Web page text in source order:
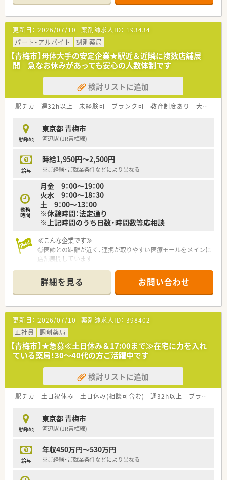
にもおすすめです
更新日： 2026/07/10 薬剤師求人ID： 193434
パート・アルバイト
調剤薬局
【青梅市】母体大手の安定企業★駅近＆近隣に複数店舗展
開 急なお休みがあっても安心の人数体制です
検討リストに追加
駅チカ 週32h以上 未経験可 ブランク可 教育制度あり 大手チェーン
勤務地
東京都 青梅市
河辺駅 (JR青梅線)
給与
時給1,950円～2,500円
※ご経験・ご就業条件などにより異なる
勤務
時間
月金 9：00～19：00
火水 9：00～18：30
土 9：00～13：00
※休憩時間：法定通り
※上記時間のうち日数・時間数等応相談
≪こんな企業です≫
◎医師との距離が近く、連携が取りやすい医療モールをメインに
店舗展開しています
様々なキャリアパスがあります
◎独立支援制度あり！将来ご自身のお店を持ちたいとお考えの方
にもおすすめです
詳細を見る お問い合わせ
更新日： 2026/07/10 薬剤師求人ID： 398402
正社員
調剤薬局
【青梅市】★急募≪土日休み＆17:00まで≫在宅に力を入れ
ている薬局！30～40代の方ご活躍中です
検討リストに追加
駅チカ 土日祝休み 土日休み(相談可含む) 週32h以上 ブランク可
勤務地
東京都 青梅市
河辺駅 (JR青梅線)
給与
年収450万円～530万円
※ご経験・ご就業条件などにより異なる